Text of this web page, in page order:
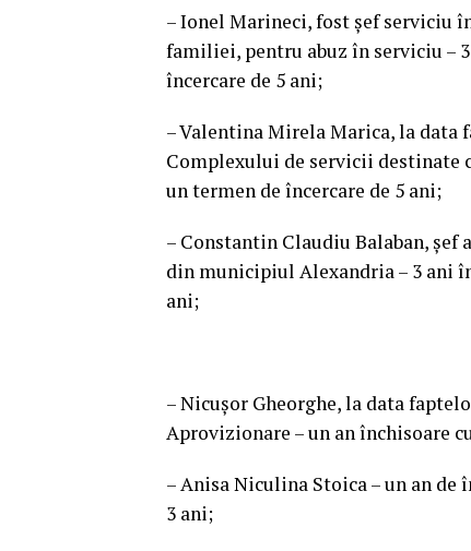
– Ionel Marineci, fost şef serviciu
familiei, pentru abuz în serviciu –
încercare de 5 ani;
– Valentina Mirela Marica, la data
Complexului de servicii destinate
un termen de încercare de 5 ani;
– Constantin Claudiu Balaban,
din municipiul Alexandria – 3 ani
ani;
– Nicuşor Gheorghe, la data
Aprovizionare – un an închisoare
– Anisa Niculina Stoica – un an de
3 ani;